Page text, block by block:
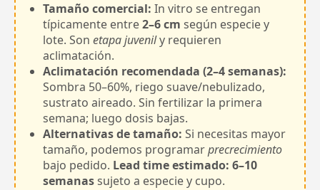
Tamaño comercial: In vitro se entregan
típicamente entre2–6 cm según especie y
lote. Son etapa juvenily requieren
aclimatación.
Aclimatación recomendada (2–4 semanas):
Sombra 50–60%, riego suave/nebulizado,
sustrato aireado. Sin fertilizar la primera
semana; luego dosis bajas.
Alternativas de tamaño: Si necesitas mayor
tamaño, podemos programarprecrecimiento
bajo pedido. Lead time estimado: 6–10
semanassujeto a especie y cupo.